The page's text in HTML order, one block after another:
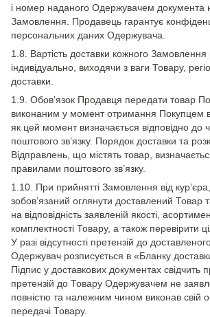
і номер наданого Одержувачем документа
Замовлення. Продавець гарантує
персональних даних Одержувача.
1.8. Вартість доставки кожного Замовлення
індивідуально, виходячи з ваги Товару,
доставки.
1.9. Обов’язок Продавця передати товар
виконаним у момент отримання Покупцем
як цей момент визначається відповідно до
поштового зв’язку. Порядок доставки та
Відправлень, що містять товар,
правилами поштового зв’язку.
1.10. При прийнятті Замовлення від
зобов’язаний оглянути доставлений Товар
на відповідність заявленій якості,
комплектності Товару, а також перевірити
У разі відсутності претензій до
Одержувач розписується в «Бланку
Підпис у доставкових документах свідчить
претензій до Товару Одержувачем не
повністю та належним чином виконав свій
передачі Товару.